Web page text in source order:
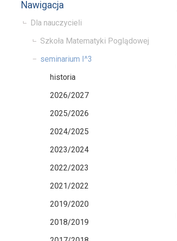
Nawigacja
Dla nauczycieli
Szkoła Matematyki Poglądowej
seminarium I^3
historia
2026/2027
2025/2026
2024/2025
2023/2024
2022/2023
2021/2022
2019/2020
2018/2019